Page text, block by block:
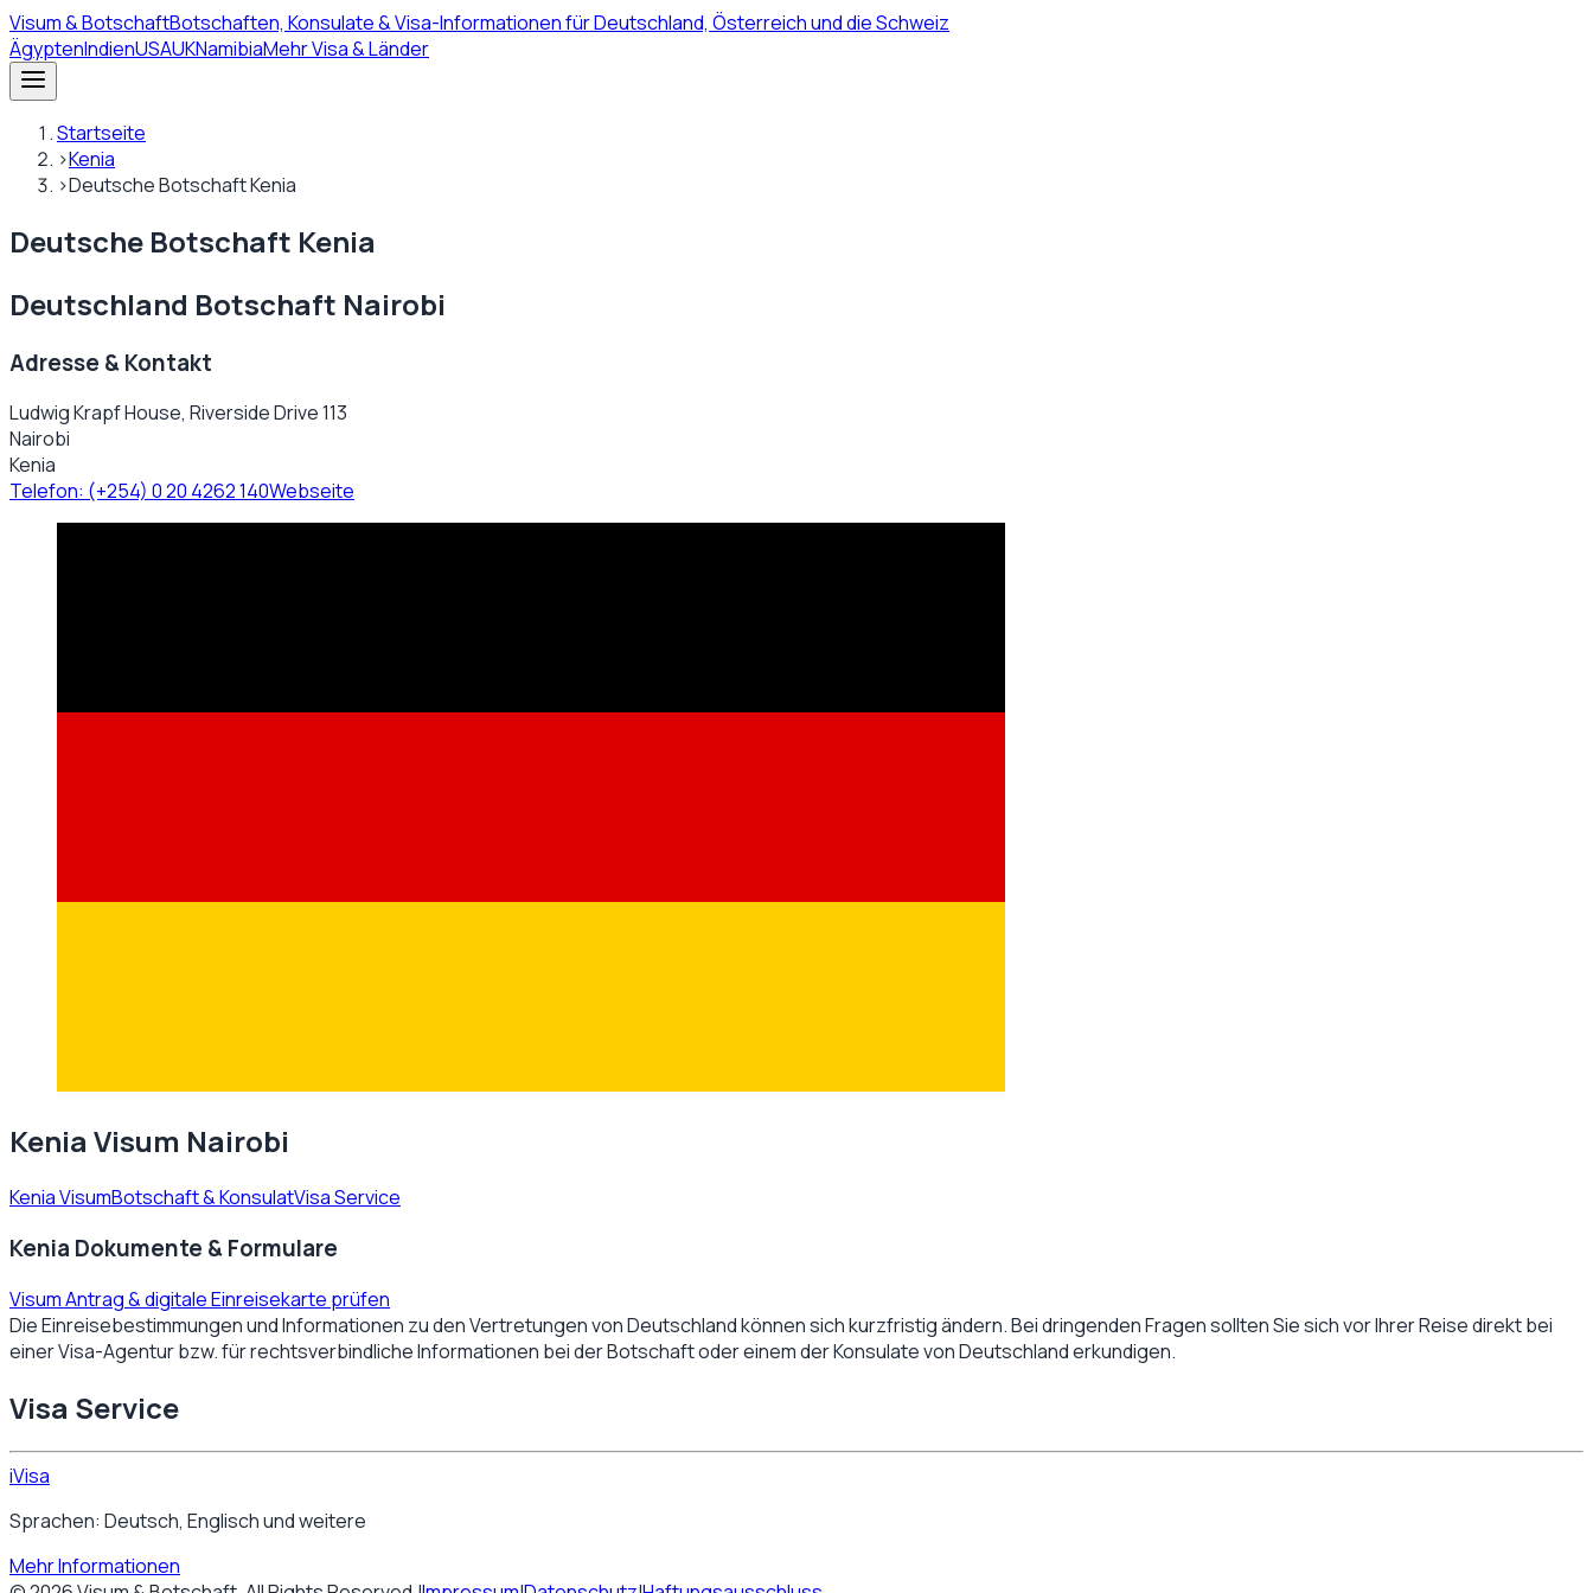
Visum& BotschaftBotschaften, Konsulate & Visa-Informationen für Deutschland, Österreich und die Schweiz
ÄgyptenIndienUSAUKNamibiaMehr Visa & Länder
Startseite
›Kenia
›Deutsche Botschaft Kenia
Deutsche Botschaft Kenia
Deutschland Botschaft Nairobi
Adresse & Kontakt
Ludwig Krapf House, Riverside Drive 113
Nairobi
Kenia
Telefon: (+254) 0 20 4262 140Webseite
Kenia Visum Nairobi
Kenia VisumBotschaft & KonsulatVisa Service
Kenia Dokumente & Formulare
Visum Antrag & digitale Einreisekarte prüfen
Die Einreisebestimmungen und Informationen zu den Vertretungen vonDeutschlandkönnen sich kurzfristig ändern. Bei dringenden Fragen sollten Sie sich vor Ihrer Reise direkt bei
einer Visa-Agentur bzw. für rechtsverbindliche Informationen bei der Botschaft oder einem der Konsulate vonDeutschlanderkundigen.
Visa Service
iVisa
Sprachen: Deutsch, Englisch und weitere
Mehr Informationen